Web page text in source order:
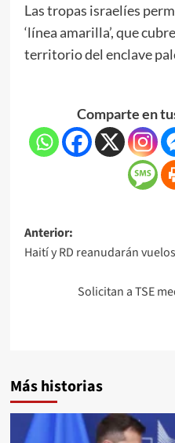
Las tropas israelíes
‘línea amarilla’, que
territorio del enclave
Comparte en
Anterior:
Haití y RD reanudarán
Solicitan a TSE
Más historias